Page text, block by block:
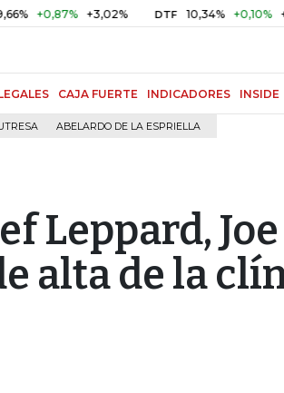
+3,02% DTF 10,34% +0,10% +0,98%
CAJA FUERTE INDICADORES INSIDE
ABELARDO DE LA ESPRIELLA
Leppard, Joe
alta de la